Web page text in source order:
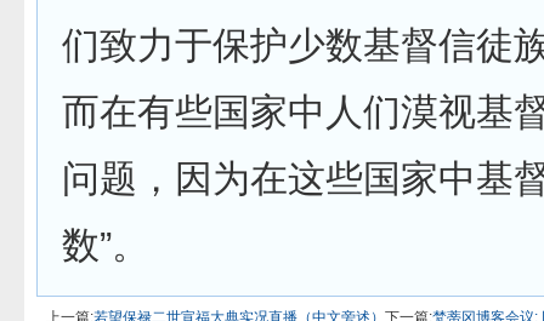
们致力于保护少数基督信徒
而在有些国家中人们漠视基
问题，因为在这些国家中基
数”。
上一篇:若望保禄二世宣福大典实况直播（中文旁述） 下一篇:梵蒂冈博客会议: